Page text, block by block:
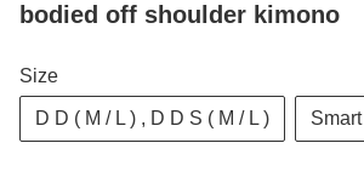
bodied off shoulder kimono
Size
D D ( M / L ) , D D S ( M / L )